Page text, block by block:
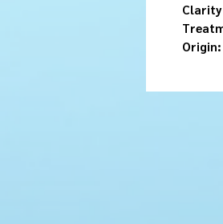
Origin: